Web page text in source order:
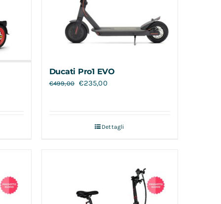
Ducati Pro1 EVO
€499,00 €235,00
Dettagli